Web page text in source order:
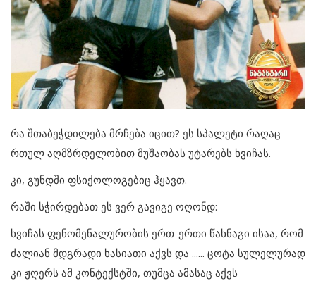
რა შთაბეჭდილება მრჩება იცით? ეს სპალეტი რაღაც
რთულ აღმზრდელობით მუშაობას უტარებს ხვიჩას.
კი, გუნდში ფსიქოლოგებიც ჰყავთ.
რაში სჭირდებათ ეს ვერ გავიგე ოღონდ:
ხვიჩას ფენომენალურობის ერთ-ერთი წახნაგი ისაა, რომ
ძალიან მდგრადი ხასიათი აქვს და ...... ცოტა სულელურად
კი ჟღერს ამ კონტექსტში, თუმცა ამასაც აქვს